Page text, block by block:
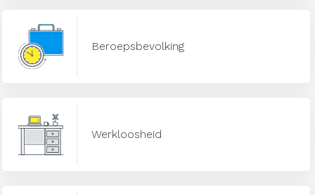
Beroepsbevolking
Werkloosheid